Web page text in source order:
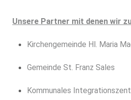
Unsere Partner mit denen wir
Kirchengemeinde Hl. Maria
Gemeinde St. Franz Sales
Kommunales